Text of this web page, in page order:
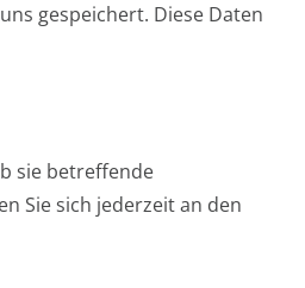
gespeichert. Diese Daten
sie betreffende
Sie sich jederzeit an den